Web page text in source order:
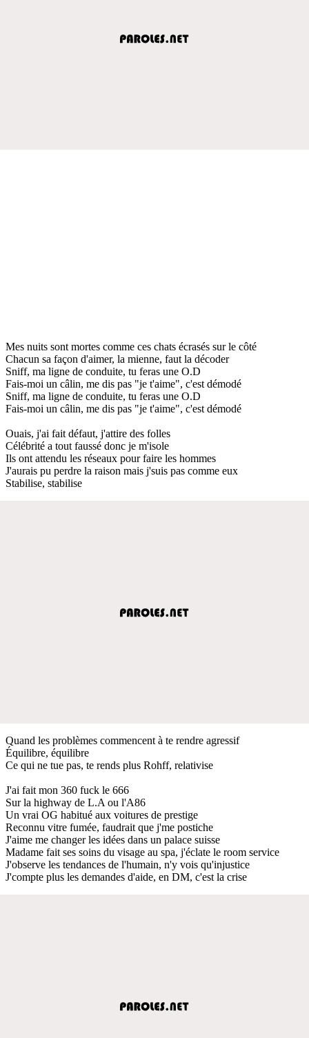
Mes nuits sont mortes comme ces chats écrasés sur le côté
Chacun sa façon d'aimer, la mienne, faut la décoder
Sniff, ma ligne de conduite, tu feras une O.D
Fais-moi un câlin, me dis pas "je t'aime", c'est démodé
Sniff, ma ligne de conduite, tu feras une O.D
Fais-moi un câlin, me dis pas "je t'aime", c'est démodé
Ouais, j'ai fait défaut, j'attire des folles
Célébrité a tout faussé donc je m'isole
Ils ont attendu les réseaux pour faire les hommes
J'aurais pu perdre la raison mais j'suis pas comme eux
Stabilise, stabilise
Quand les problèmes commencent à te rendre agressif
Équilibre, équilibre
Ce qui ne tue pas, te rends plus Rohff, relativise
J'ai fait mon 360 fuck le 666
Sur la highway de L.A ou l'A86
Un vrai OG habitué aux voitures de prestige
Reconnu vitre fumée, faudrait que j'me postiche
J'aime me changer les idées dans un palace suisse
Madame fait ses soins du visage au spa, j'éclate le room service
J'observe les tendances de l'humain, n'y vois qu'injustice
J'compte plus les demandes d'aide, en DM, c'est la crise